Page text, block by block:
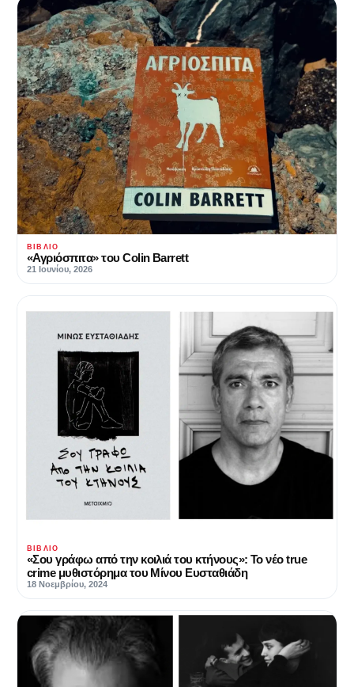
ΒΙΒΛΊΟ
«Αγριόσπιτα» του Colin Barrett
21 Ιουνίου, 2026
ΒΙΒΛΊΟ
«Σου γράφω από την κοιλιά του κτήνους»: Το νέο true
crime μυθιστόρημα του Μίνου Ευσταθιάδη
18 Νοεμβρίου, 2024